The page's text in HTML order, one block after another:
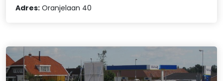
Adres: Oranjelaan 40